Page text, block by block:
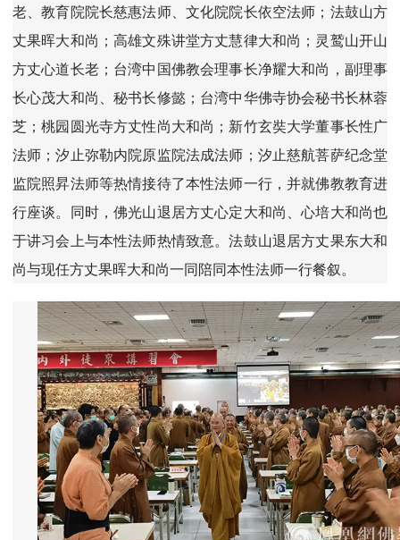
老、教育院院长慈惠法师、文化院院长依空法师；法鼓山方
丈果晖大和尚；高雄文殊讲堂方丈慧律大和尚；灵鹫山开山
方丈心道长老；台湾中国佛教会理事长净耀大和尚，副理事
长心茂大和尚、秘书长修懿；台湾中华佛寺协会秘书长林蓉
芝；桃园圆光寺方丈性尚大和尚；新竹玄奘大学董事长性广
法师；汐止弥勒内院原监院法成法师；汐止慈航菩萨纪念堂
监院照昇法师等热情接待了本性法师一行，并就佛教教育进
行座谈。同时，佛光山退居方丈心定大和尚、心培大和尚也
于讲习会上与本性法师热情致意。法鼓山退居方丈果东大和
尚与现任方丈果晖大和尚一同陪同本性法师一行餐叙。